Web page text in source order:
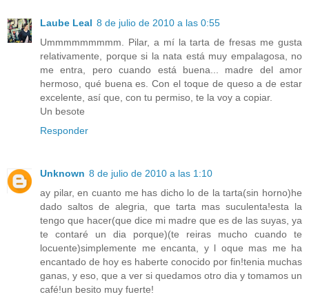
Laube Leal 8 de julio de 2010 a las 0:55
Ummmmmmmmm. Pilar, a mí la tarta de fresas me gusta
relativamente, porque si la nata está muy empalagosa, no
me entra, pero cuando está buena... madre del amor
hermoso, qué buena es. Con el toque de queso a de estar
excelente, así que, con tu permiso, te la voy a copiar.
Un besote
Responder
Unknown 8 de julio de 2010 a las 1:10
ay pilar, en cuanto me has dicho lo de la tarta(sin horno)he
dado saltos de alegria, que tarta mas suculenta!esta la
tengo que hacer(que dice mi madre que es de las suyas, ya
te contaré un dia porque)(te reiras mucho cuando te
locuente)simplemente me encanta, y l oque mas me ha
encantado de hoy es haberte conocido por fin!tenia muchas
ganas, y eso, que a ver si quedamos otro dia y tomamos un
café!un besito muy fuerte!